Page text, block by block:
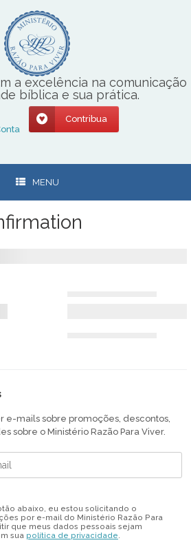
a excelência na comunicação
bíblica e sua prática.
Contribua
MENU
e-mails sobre promoções, descontos,
sobre o Ministério Razão Para Viver.
abaixo, eu estou solicitando o
por e-mail do Ministério Razão Para
que meus dados pessoais sejam
sua política de privacidade.